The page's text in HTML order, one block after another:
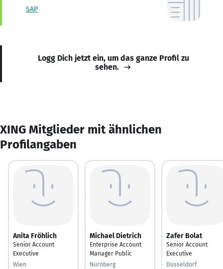
SAP
Logg Dich jetzt ein, um das ganze Profil zu
sehen.
XING Mitglieder mit ähnlichen
Profilangaben
Anita Fröhlich
Senior Account
Executive
Wien
Michael Dietrich
Enterprise Account
Manager Public
Nürnberg
Zafer Bolat
Senior Account
Executive
Düsseldorf